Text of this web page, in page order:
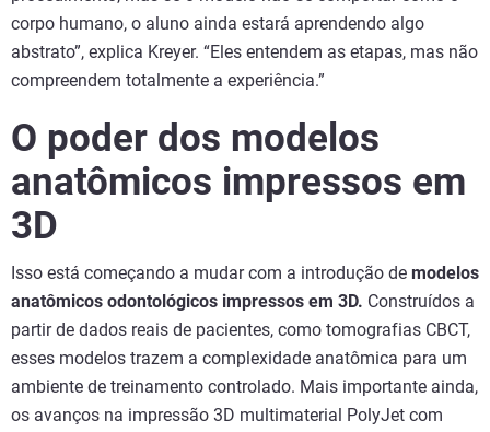
corpo humano, o aluno ainda estará aprendendo algo
abstrato”, explica Kreyer. “Eles entendem as etapas, mas não
compreendem totalmente a experiência.”
O poder dos modelos
anatômicos impressos em
3D
Isso está começando a mudar com a introdução de modelos
anatômicos odontológicos impressos em 3D. Construídos a
partir de dados reais de pacientes, como tomografias CBCT,
esses modelos trazem a complexidade anatômica para um
ambiente de treinamento controlado. Mais importante ainda,
os avanços na impressão 3D multimaterial PolyJet com